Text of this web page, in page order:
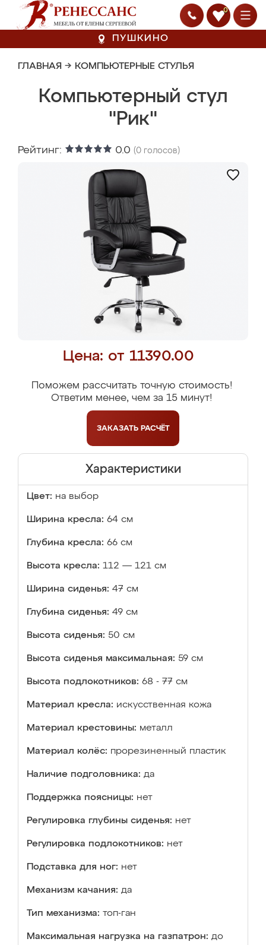
0
ПУШКИНО
ГЛАВНАЯ → КОМПЬЮТЕРНЫЕ СТУЛЬЯ
Компьютерный стул
"Рик"
Рейтинг: 0.0 (0 голосов)
Цена: от 11390.00
Поможем рассчитать точную стоимость!
Ответим менее, чем за 15 минут!
ЗАКАЗАТЬ РАСЧЁТ
Характеристики
Цвет: на выбор
Ширина кресла: 64 см
Глубина кресла: 66 см
Высота кресла: 112 — 121 см
Ширина сиденья: 47 см
Глубина сиденья: 49 см
Высота сиденья: 50 см
Высота сиденья максимальная: 59 см
Высота подлокотников: 68 - 77 см
Материал кресла: искусственная кожа
Материал крестовины: металл
Материал колёс: прорезиненный пластик
Наличие подголовника: да
Поддержка поясницы: нет
Регулировка глубины сиденья: нет
Регулировка подлокотников: нет
Подставка для ног: нет
Механизм качания: да
Тип механизма: топ-ган
Максимальная нагрузка на газпатрон: до